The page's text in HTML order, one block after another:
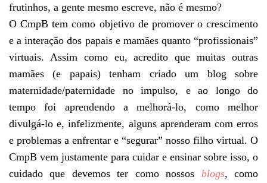
frutinhos, a gente mesmo escreve, não é mesmo?
O CmpB tem como objetivo de promover o crescimento
e a interação dos papais e mamães quanto “profissionais”
virtuais. Assim como eu, acredito que muitas outras
mamães (e papais) tenham criado um blog sobre
maternidade/paternidade no impulso, e ao longo do
tempo foi aprendendo a melhorá-lo, como melhor
divulgá-lo e, infelizmente, alguns aprenderam com erros
e problemas a enfrentar e “segurar” nosso filho virtual. O
CmpB vem justamente para cuidar e ensinar sobre isso, o
cuidado que devemos ter como nossos blogs, como